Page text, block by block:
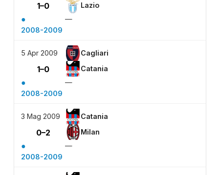
1–0 Lazio
●
—
2008-2009
5 Apr 2009 Cagliari
1–0 Catania
●
—
2008-2009
3 Mag 2009 Catania
0–2 Milan
●
—
2008-2009